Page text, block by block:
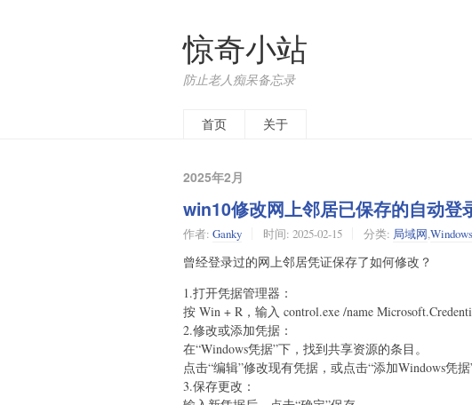
惊奇小站
防止老人痴呆备忘录
首页
关于
2025年2月
win10修改网上邻居已保存的自动登
作者: Ganky 时间: 2025-02-15 分类: 局域网,Windows
曾经登录过的网上邻居凭证保存了如何修改？
1.打开凭据管理器：
按 Win + R，输入 control.exe /name
2.修改或添加凭据：
在“Windows凭据”下，找到共享资源的条目。
点击“编辑”修改现有凭据，或点击“添加Windows凭
3.保存更改：